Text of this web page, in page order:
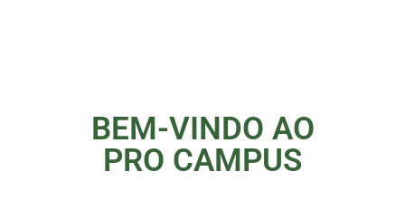
BEM-VINDO AO
PRO CAMPUS